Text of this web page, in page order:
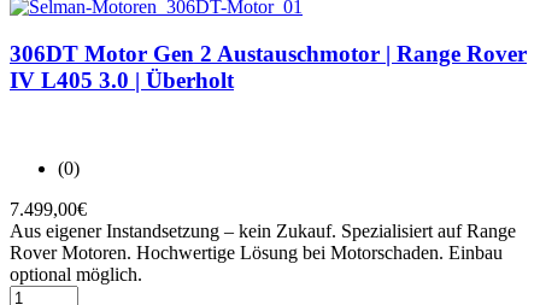
306DT Motor Gen 2 Austauschmotor | Range Rover
IV L405 3.0 | Überholt
(0)
7.499,00€
Aus eigener Instandsetzung – kein Zukauf. Spezialisiert auf Range
Rover Motoren. Hochwertige Lösung bei Motorschaden. Einbau
optional möglich.